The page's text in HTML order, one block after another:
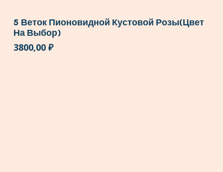
5 Веток Пионовидной Кустовой Розы(цвет
На Выбор)
3800,00 ₽